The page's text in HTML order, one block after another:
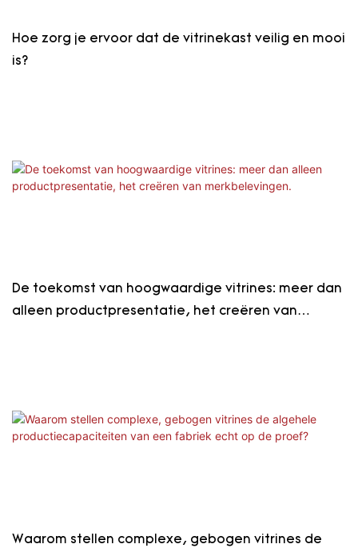
Hoe zorg je ervoor dat de vitrinekast veilig en mooi
is?
De toekomst van hoogwaardige vitrines: meer dan
alleen productpresentatie, het creëren van
Waarom stellen complexe, gebogen vitrines de